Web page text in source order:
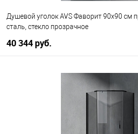
Душевой уголок AVS Фаворит 90x90 см
сталь, стекло прозрачное
40 344 руб.
В корзину